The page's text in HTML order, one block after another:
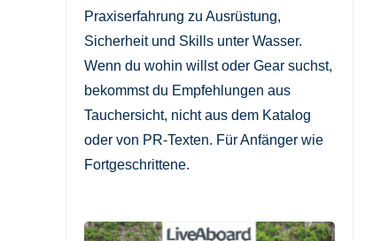
Praxiserfahrung zu Ausrüstung,
Sicherheit und Skills unter Wasser.
Wenn du wohin willst oder Gear suchst,
bekommst du Empfehlungen aus
Tauchersicht, nicht aus dem Katalog
oder von PR-Texten. Für Anfänger wie
Fortgeschrittene.